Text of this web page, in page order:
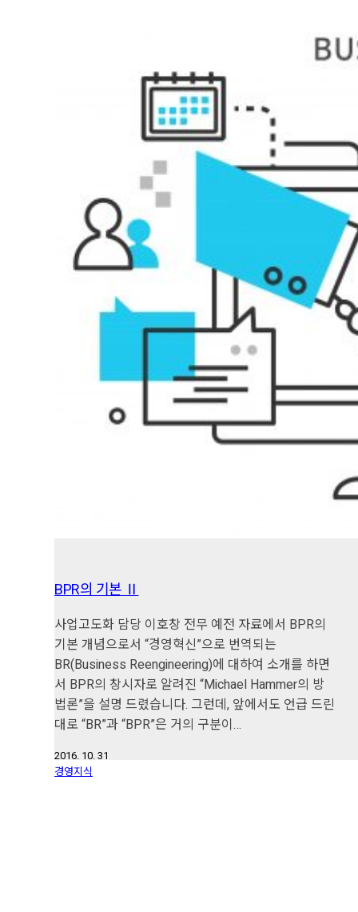
BPR의 기본 Ⅱ
사업고도화 담당 이호창 전무 예전 자료에서 BPR의
기본 개념으로서 “경영혁신”으로 번역되는
BR(Business Reengineering)에 대하여 소개를 하면
서 BPR의 창시자로 알려진 “Michael Hammer의 방
법론”을 설명 드렸습니다. 그런데, 앞에서도 언급 드린
대로 “BR”과 “BPR”은 거의 구분이…
2016. 10. 31
경영지식